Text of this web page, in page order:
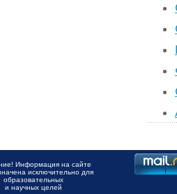
Информация на сайте
исключительно для
образовательных
и научных целей